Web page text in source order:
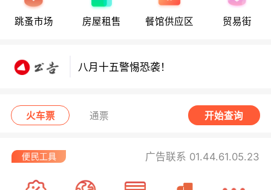
跳蚤市场 房屋租售 餐馆供应区 贸易街
八月十五警惕恐袭！
火车票 通票 开始查询
广告联系 01.44.61.05.23